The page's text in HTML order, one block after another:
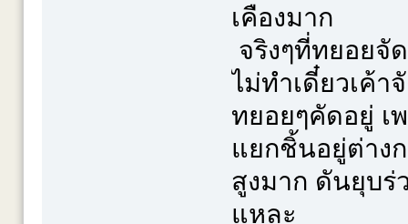
เคืองมาก
จริงๆที่ทยอยจั
ไม่ทำเดี๋ยวเค้า
ทยอยๆคัดอยู่ เ
แยกชิ้นอยู่ต่าง
สูงมาก ดันยุบร่
แหละ